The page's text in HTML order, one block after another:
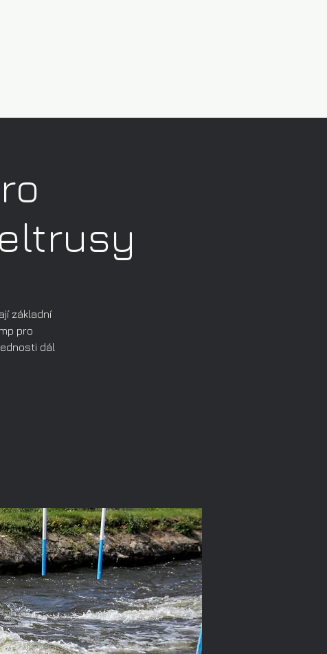
základní
pro
dál